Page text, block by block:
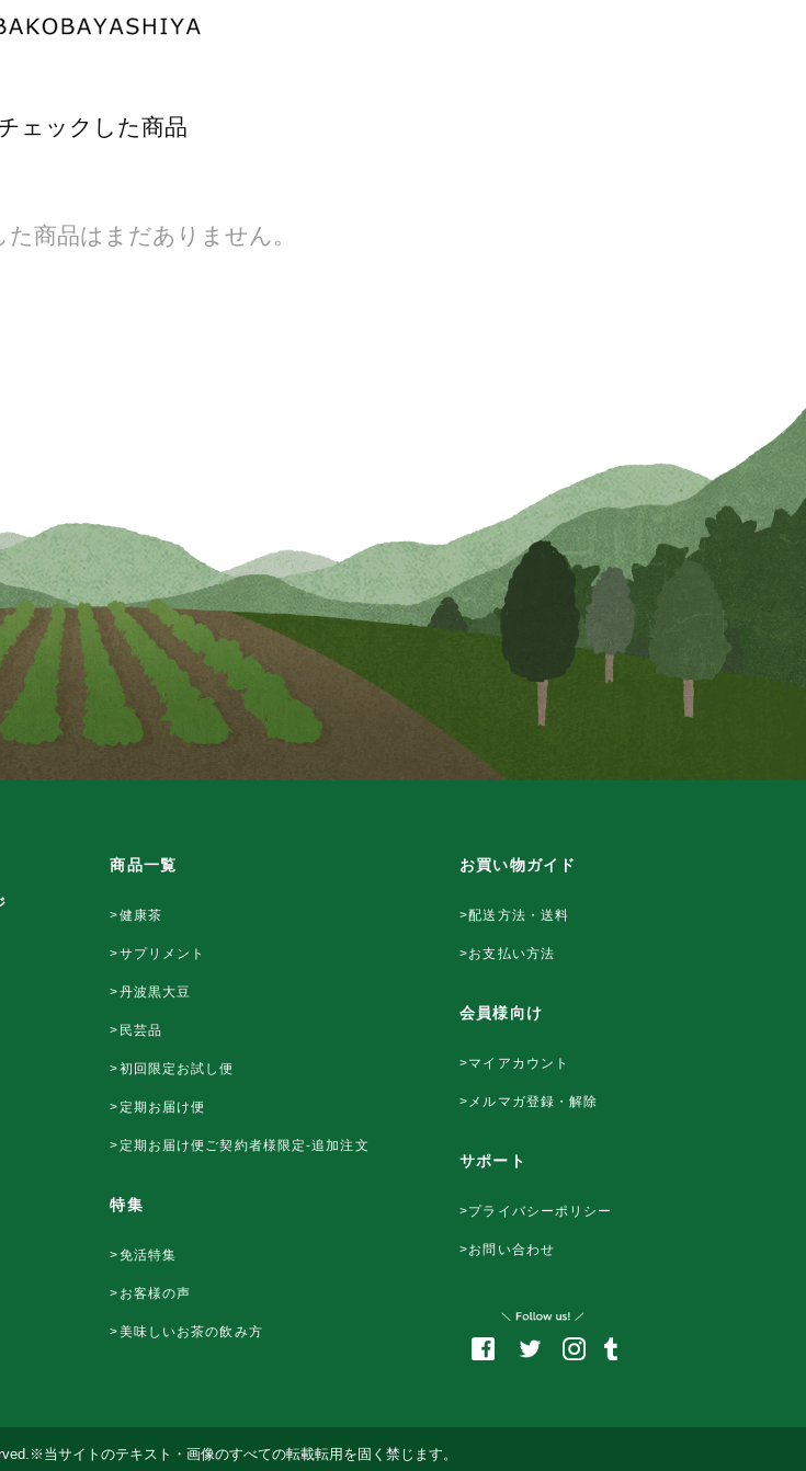
ェックした商品
商品はまだありません。
商品一覧
>健康茶
>サプリメント
>丹波黒大豆
>民芸品
>初回限定お試し便
>定期お届け便
>定期お届け便ご契約者様限定-追加注文
特集
>免活特集
>お客様の声
>美味しいお茶の飲み方
お買い物ガイド
>配送方法・送料
>お支払い方法
会員様向け
>マイアカウント
>メルマガ登録・解除
サポート
>プライバシーポリシー
>お問い合わせ
当サイトのテキスト・画像のすべての転載転用を固く禁じます。